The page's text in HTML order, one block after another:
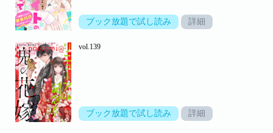
ブック放題で試し読み 詳細
vol.139
ブック放題で試し読み 詳細